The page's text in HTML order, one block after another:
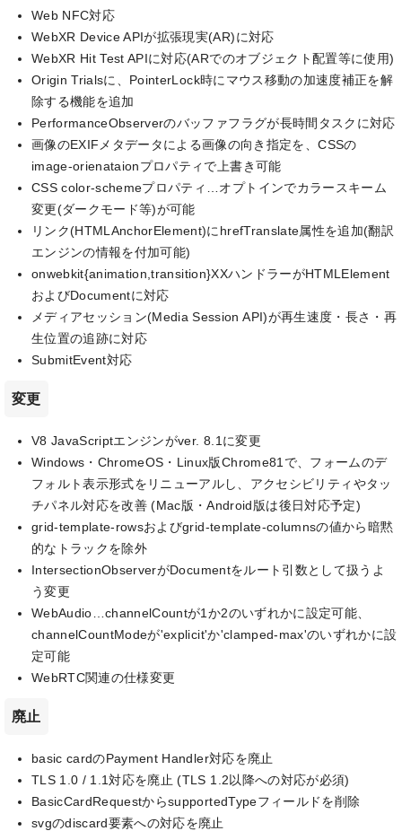
Web NFC対応
WebXR Device APIが拡張現実(AR)に対応
WebXR Hit Test APIに対応(ARでのオブジェクト配置等に使用)
Origin Trialsに、PointerLock時にマウス移動の加速度補正を解
除する機能を追加
PerformanceObserverのバッファフラグが長時間タスクに対応
画像のEXIFメタデータによる画像の向き指定を、CSSの
image-orienataionプロパティで上書き可能
CSS color-schemeプロパティ…オプトインでカラースキーム
変更(ダークモード等)が可能
リンク(HTMLAnchorElement)にhrefTranslate属性を追加(翻訳
エンジンの情報を付加可能)
onwebkit{animation,transition}XXハンドラーがHTMLElement
およびDocumentに対応
メディアセッション(Media Session API)が再生速度・長さ・再
生位置の追跡に対応
SubmitEvent対応
変更
V8 JavaScriptエンジンがver. 8.1に変更
Windows・ChromeOS・Linux版Chrome81で、フォームのデ
フォルト表示形式をリニューアルし、アクセシビリティやタッ
チパネル対応を改善 (Mac版・Android版は後日対応予定)
grid-template-rowsおよびgrid-template-columnsの値から暗黙
的なトラックを除外
IntersectionObserverがDocumentをルート引数として扱うよ
う変更
WebAudio…channelCountが1か2のいずれかに設定可能、
channelCountModeが'explicit'か'clamped-max'のいずれかに設
定可能
WebRTC関連の仕様変更
廃止
basic cardのPayment Handler対応を廃止
TLS 1.0 / 1.1対応を廃止 (TLS 1.2以降への対応が必須)
BasicCardRequestからsupportedTypeフィールドを削除
svgのdiscard要素への対応を廃止